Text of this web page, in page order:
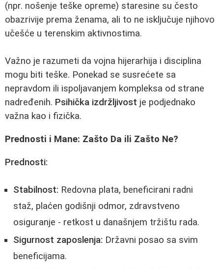
(npr. nošenje teške opreme) staresine su često
obazrivije prema ženama, ali to ne isključuje njihovo
učešće u terenskim aktivnostima.
Važno je razumeti da vojna hijerarhija i disciplina
mogu biti teške. Ponekad se susrećete sa
nepravdom ili ispoljavanjem kompleksa od strane
nadređenih. Psihička izdržljivost je podjednako
važna kao i fizička.
Prednosti i Mane: Zašto Da ili Zašto Ne?
Prednosti:
Stabilnost: Redovna plata, beneficirani radni
staž, plaćen godišnji odmor, zdravstveno
osiguranje - retkost u današnjem tržištu rada.
Sigurnost zaposlenja: Državni posao sa svim
beneficijama.